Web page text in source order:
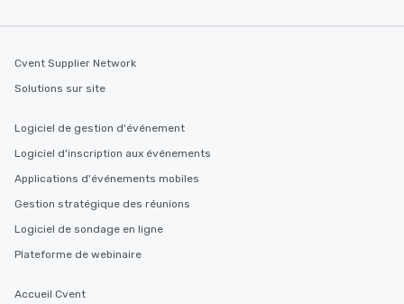
Cvent Supplier Network
Solutions sur site
Logiciel de gestion d'événement
Logiciel d'inscription aux événements
Applications d'événements mobiles
Gestion stratégique des réunions
Logiciel de sondage en ligne
Plateforme de webinaire
Accueil Cvent